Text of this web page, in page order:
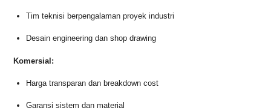
Tim teknisi berpengalaman proyek industri
Desain engineering dan shop drawing
Komersial:
Harga transparan dan breakdown cost
Garansi sistem dan material